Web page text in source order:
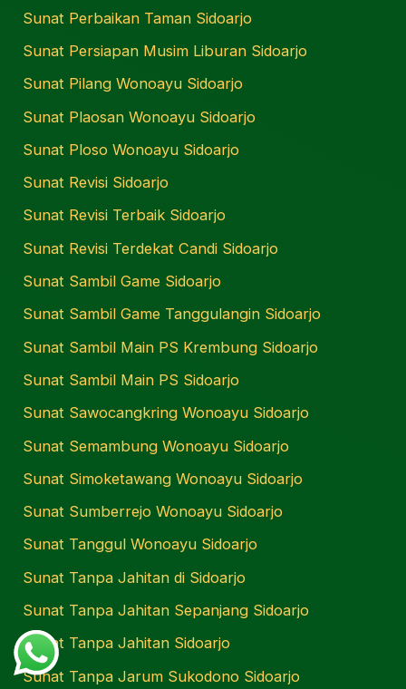
Sunat Perbaikan Taman Sidoarjo
Sunat Persiapan Musim Liburan Sidoarjo
Sunat Pilang Wonoayu Sidoarjo
Sunat Plaosan Wonoayu Sidoarjo
Sunat Ploso Wonoayu Sidoarjo
Sunat Revisi Sidoarjo
Sunat Revisi Terbaik Sidoarjo
Sunat Revisi Terdekat Candi Sidoarjo
Sunat Sambil Game Sidoarjo
Sunat Sambil Game Tanggulangin Sidoarjo
Sunat Sambil Main PS Krembung Sidoarjo
Sunat Sambil Main PS Sidoarjo
Sunat Sawocangkring Wonoayu Sidoarjo
Sunat Semambung Wonoayu Sidoarjo
Sunat Simoketawang Wonoayu Sidoarjo
Sunat Sumberrejo Wonoayu Sidoarjo
Sunat Tanggul Wonoayu Sidoarjo
Sunat Tanpa Jahitan di Sidoarjo
Sunat Tanpa Jahitan Sepanjang Sidoarjo
Sunat Tanpa Jahitan Sidoarjo
Sunat Tanpa Jarum Sukodono Sidoarjo